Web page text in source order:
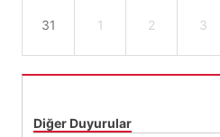
31 1 2 3
Diğer Duyurular